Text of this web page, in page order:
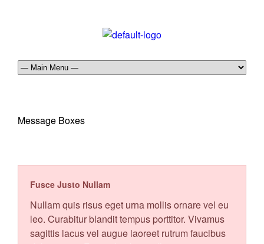
Message Boxes
Fusce Justo Nullam
Nullam quis risus eget urna mollis ornare vel eu
leo. Curabitur blandit tempus porttitor. Vivamus
sagittis lacus vel augue laoreet rutrum faucibus